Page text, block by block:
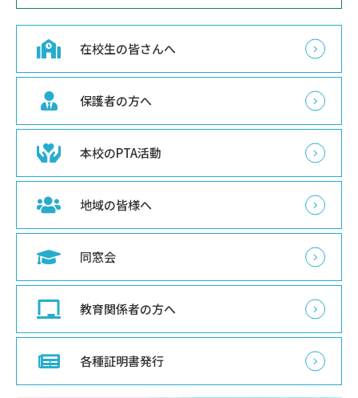
在校生の皆さんへ
保護者の方へ
本校のPTA活動
地域の皆様へ
同窓会
教育関係者の方へ
各種証明書発行